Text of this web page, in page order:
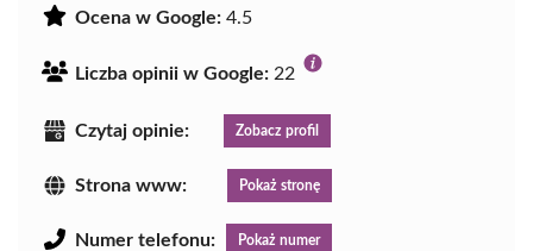
Ocena w Google: 4.5
Liczba opinii w Google: 22
Czytaj opinie: Zobacz profil
Strona www: Pokaż stronę
Numer telefonu: Pokaż numer